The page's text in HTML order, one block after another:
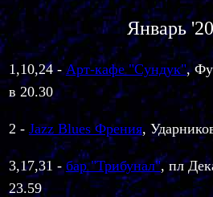
Январь
1,10,24-Арт-кафе "Сундук",
в 20.30
2 - Jazz Blues Френия,
3,17,31 -бар "Трибунал", пл
23.59